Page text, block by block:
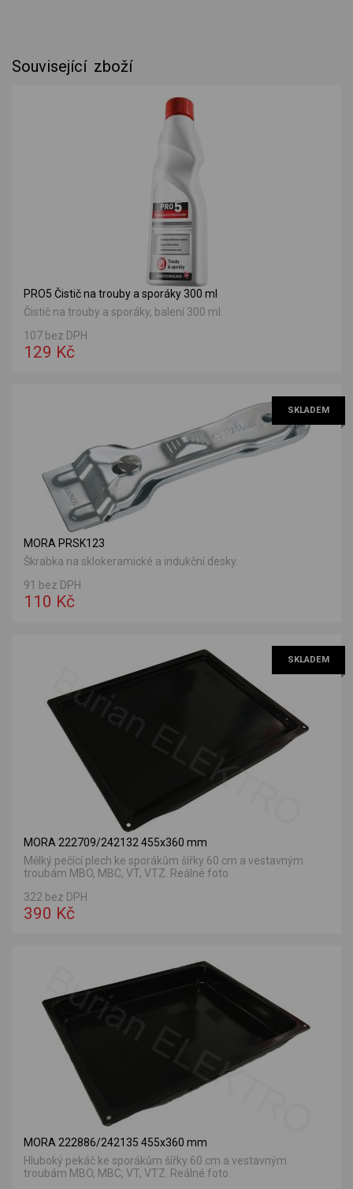
Související zboží
PRO5 Čistič na trouby a sporáky 300 ml
Čistič na trouby a sporáky, balení 300 ml.
107 bez DPH
129 Kč
SKLADEM
MORA PRSK123
Škrabka na sklokeramické a indukční desky.
91 bez DPH
110 Kč
SKLADEM
MORA 222709/242132 455x360 mm
Mělký pečící plech ke sporákům šířky 60 cm a vestavným
troubám MBO, MBC, VT, VTZ. Reálné foto.
322 bez DPH
390 Kč
MORA 222886/242135 455x360 mm
Hluboký pekáč ke sporákům šířky 60 cm a vestavným
troubám MBO, MBC, VT, VTZ. Reálné foto.